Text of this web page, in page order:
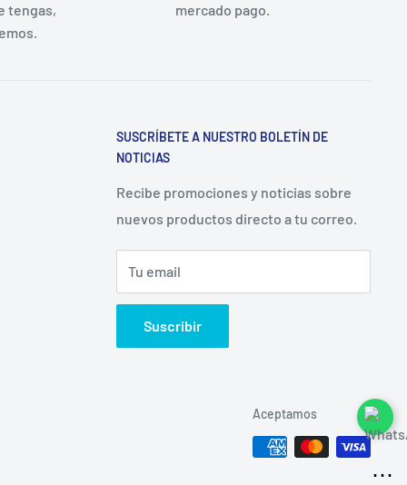
tengas,
mercado pago.
SUSCRÍBETE A NUESTRO BOLETÍN DE
NOTICIAS
Recibe promociones y noticias sobre
nuevos productos directo a tu correo.
Tu email
Suscribir
Aceptamos
⋯